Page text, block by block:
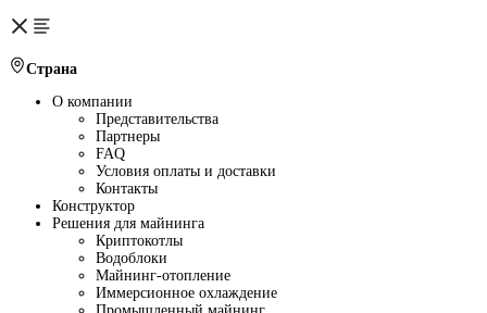
Страна
О компании
Представительства
Партнеры
FAQ
Условия оплаты и доставки
Контакты
Конструктор
Решения для майнинга
Криптокотлы
Водоблоки
Майнинг-отопление
Иммерсионное охлаждение